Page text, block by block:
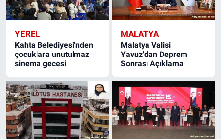
YEREL
Kahta Belediyesi'nden
çocuklara unutulmaz
sinema gecesi
MALATYA
Malatya Valisi
Yavuz'dan Deprem
Sonrası Açıklama